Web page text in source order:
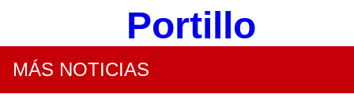
Portillo
MÁS NOTICIAS